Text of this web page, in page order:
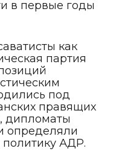
в первые годы
как
партия
под
правящих
дипломаты
определяли
АДР.